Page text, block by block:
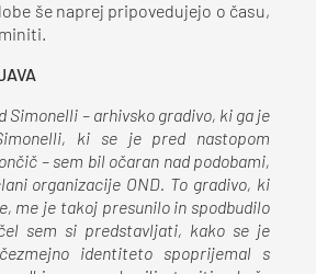
še naprej pripovedujejo o času,
Simonelli – arhivsko gradivo, ki ga je
ki se je pred nastopom
– sem bil očaran nad podobami,
organizacije OND. To gradivo, ki
me je takoj presunilo in spodbudilo
sem si predstavljati, kako se je
identiteto spoprijemal s